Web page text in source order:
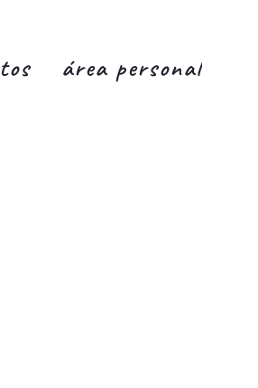
área personal